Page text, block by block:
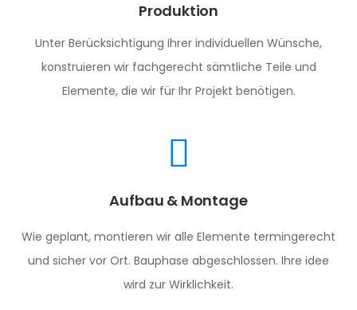
Produktion
Unter Berücksichtigung Ihrer individuellen Wünsche,
konstruieren wir fachgerecht sämtliche Teile und
Elemente, die wir für Ihr Projekt benötigen.
Aufbau & Montage
Wie geplant, montieren wir alle Elemente termingerecht
und sicher vor Ort. Bauphase abgeschlossen. Ihre idee
wird zur Wirklichkeit.